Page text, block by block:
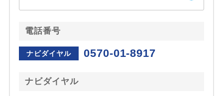
電話番号
ナビダイヤル 0570-01-8917
ナビダイヤル